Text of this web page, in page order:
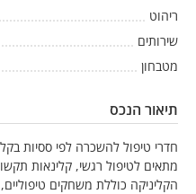
ריהוט
שירותים
מטבחון
תיאור הנכס
חדרי טיפול להשכרה לפי ססיות
מתאים לטיפול רגשי, קלינאות
הקליניקה כוללת משחקים